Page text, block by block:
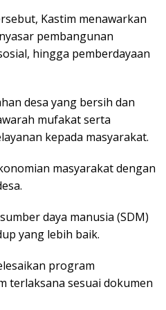
Kastim menawarkan
pembangunan
hingga pemberdayaan
desa yang bersih dan
mufakat serta
kepada masyarakat.
masyarakat dengan
daya manusia (SDM)
yang lebih baik.
program
terlaksana sesuai dokumen